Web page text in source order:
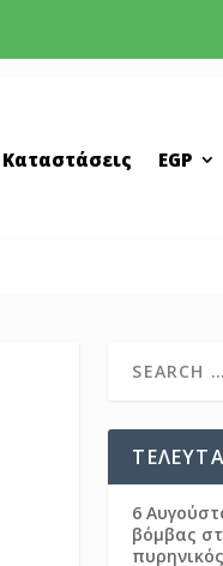
EGP
6
βόμβας